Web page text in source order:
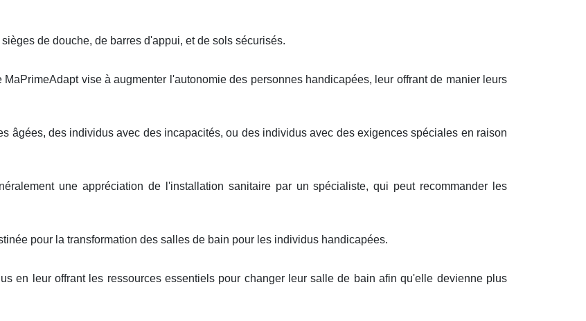
de douche, de barres d'appui, et de sols sécurisés.
vise à augmenter l'autonomie des personnes handicapées, leur offrant de manier leurs
âgées, des individus avec des incapacités, ou des individus avec des exigences spéciales en raison
une appréciation de l'installation sanitaire par un spécialiste, qui peut recommander les
pour la transformation des salles de bain pour les individus handicapées.
en leur offrant les ressources essentiels pour changer leur salle de bain afin qu'elle devienne plus